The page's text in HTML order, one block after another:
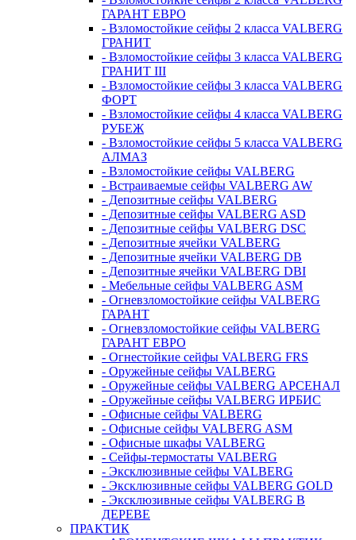
ГАРАНТ ЕВРО
- Взломостойкие сейфы 2 класса VALBERG
ГРАНИТ
- Взломостойкие сейфы 3 класса VALBERG
ГРАНИТ III
- Взломостойкие сейфы 3 класса VALBERG
ФОРТ
- Взломостойкие сейфы 4 класса VALBERG
РУБЕЖ
- Взломостойкие сейфы 5 класса VALBERG
АЛМАЗ
- Взломостойкие сейфы VALBERG
- Встраиваемые сейфы VALBERG AW
- Депозитные сейфы VALBERG
- Депозитные сейфы VALBERG ASD
- Депозитные сейфы VALBERG DSC
- Депозитные ячейки VALBERG
- Депозитные ячейки VALBERG DB
- Депозитные ячейки VALBERG DBI
- Мебельные сейфы VALBERG ASM
- Огневзломостойкие сейфы VALBERG
ГАРАНТ
- Огневзломостойкие сейфы VALBERG
ГАРАНТ ЕВРО
- Огнестойкие сейфы VALBERG FRS
- Оружейные сейфы VALBERG
- Оружейные сейфы VALBERG АРСЕНАЛ
- Оружейные сейфы VALBERG ИРБИС
- Офисные сейфы VALBERG
- Офисные сейфы VALBERG ASM
- Офисные шкафы VALBERG
- Сейфы-термостаты VALBERG
- Эксклюзивные сейфы VALBERG
- Эксклюзивные сейфы VALBERG GOLD
- Эксклюзивные сейфы VALBERG В
ДЕРЕВЕ
ПРАКТИК